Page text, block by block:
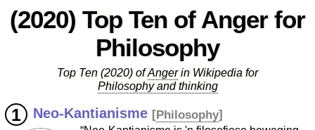
(2020) Top Ten of Anger for
Philosophy
Top Ten (2020) ofAngerin Wikipedia for
Philosophy and thinking
Neo-Kantianisme [Philosophy]